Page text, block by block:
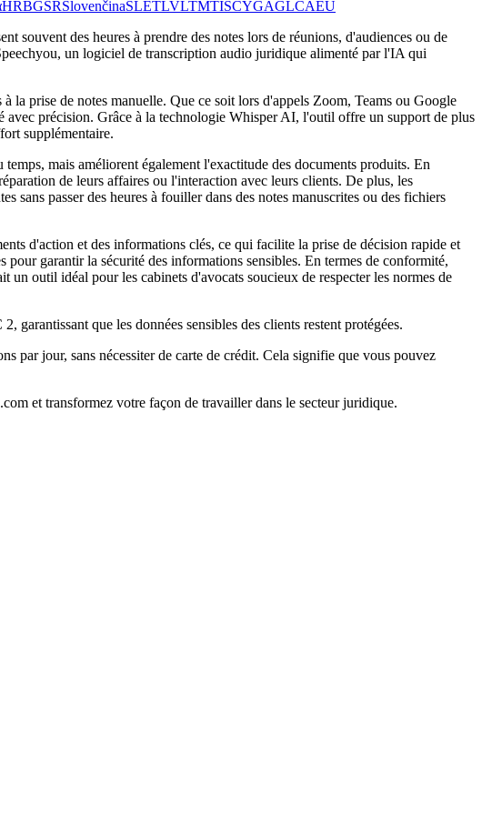
HRBGSRSlovenčinaSLETLVLTMTISCYGAGLCAEU
souvent des heures à prendre des notes lors de réunions, d'audiences ou de
un logiciel de transcription audio juridique alimenté par l'IA qui
la prise de notes manuelle. Que ce soit lors d'appels Zoom, Teams ou Google
avec précision. Grâce à la technologie Whisper AI, l'outil offre un support de plus
supplémentaire.
mais améliorent également l'exactitude des documents produits. En
de leurs affaires ou l'interaction avec leurs clients. De plus, les
sans passer des heures à fouiller dans des notes manuscrites ou des fichiers
d'action et des informations clés, ce qui facilite la prise de décision rapide et
pour garantir la sécurité des informations sensibles. En termes de conformité,
outil idéal pour les cabinets d'avocats soucieux de respecter les normes de
que les données sensibles des clients restent protégées.
par jour, sans nécessiter de carte de crédit. Cela signifie que vous pouvez
et transformez votre façon de travailler dans le secteur juridique.